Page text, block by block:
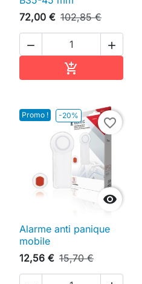
72,00 € 102,85 €
 

Promo ! -20%

favorite_border
Alarme anti panique
mobile
12,56 € 15,70 €